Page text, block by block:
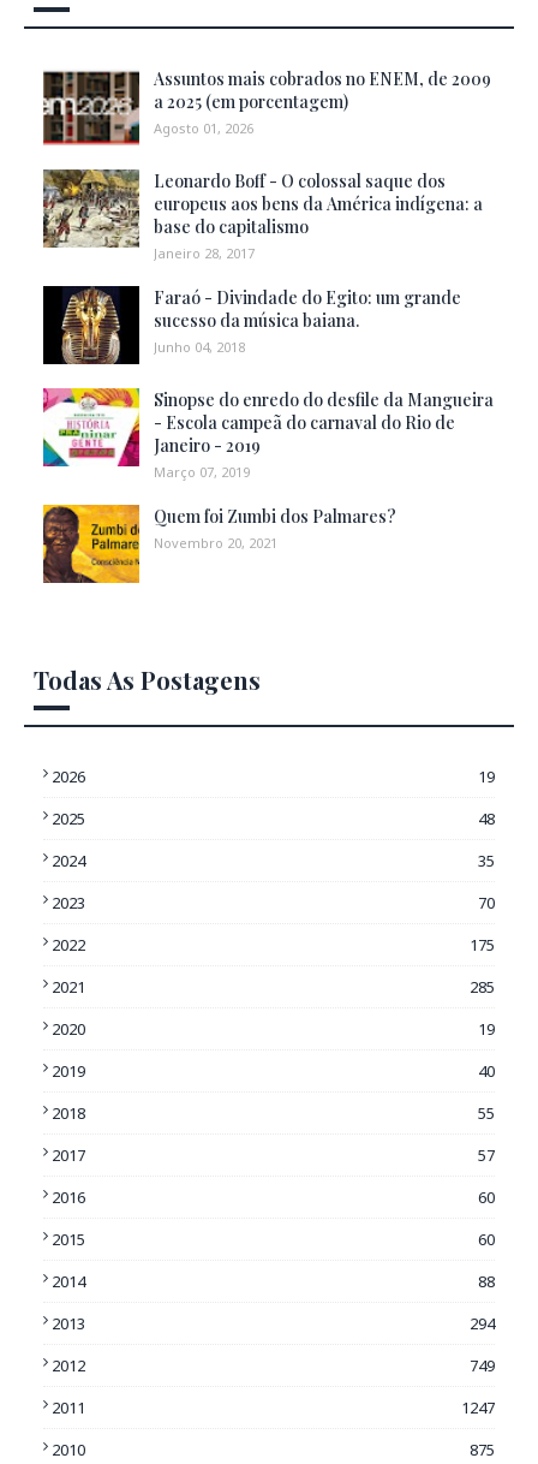
Assuntos mais cobrados no ENEM, de 2009
a 2025 (em porcentagem)
Agosto 01, 2026
Leonardo Boff - O colossal saque dos
europeus aos bens da América indígena: a
base do capitalismo
Janeiro 28, 2017
Faraó - Divindade do Egito: um grande
sucesso da música baiana.
Junho 04, 2018
Sinopse do enredo do desfile da Mangueira
- Escola campeã do carnaval do Rio de
Janeiro - 2019
Março 07, 2019
Quem foi Zumbi dos Palmares?
Novembro 20, 2021
Todas As Postagens
2026
19
2025
48
2024
35
2023
70
2022
175
2021
285
2020
19
2019
40
2018
55
2017
57
2016
60
2015
60
2014
88
2013
294
2012
749
2011
1247
2010
875